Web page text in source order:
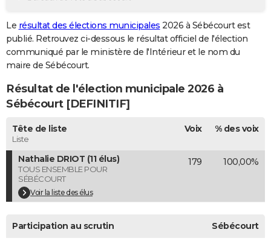
GUIDES D'ACHAT
BONS PLANS
CARTE DE VOEUX
Carte de Noël
Carte Bonne année
Carte Saint-Valentin
Carte Pâques
Carte d'anniversaire
Dictionnaire
Biographies
Citations
Expressions
Proverbes
PROGRAMME TV
COPAINS D'AVANT
S'inscrire
Se connecter
Lycées
Collèges
Primaires
Universités
Entreprises
Service militaire
Avis de recherche
AVIS DE DÉCÈS
Bricolage
Lifestyle
Culture
Sport
Auto
Television
Voyage
Cinema
Le résultat des élections municipales 2026 à Sébécourt est
publié. Retrouvez ci-dessous le résultat officiel de l'élection
communiqué par le ministère de l'Intérieur et le nom du
maire de Sébécourt.
Résultat de l'élection municipale 2026 à
Sébécourt [DEFINITIF]
Tête de liste
Liste
Voix % des voix
Nathalie DRIOT (11 élus)
TOUS ENSEMBLE POUR
SÉBÉCOURT
Voir la liste des élus
179 100,00%
Participation au scrutin Sébécourt